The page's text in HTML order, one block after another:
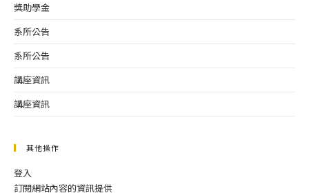
獎助學金
系所公告
系所公告
講座資訊
講座資訊
其他操作
登入
訂閱網站內容的資訊提供